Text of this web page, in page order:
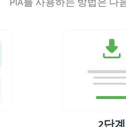
PIA를 사용하는 방법은 다